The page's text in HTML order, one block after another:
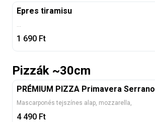
Epres tiramisu
1 690 Ft
Pizzák ~30cm
PRÉMIUM PIZZA Primavera Serrano
Mascarponés tejszínes alap, mozzarella,
4 490 Ft